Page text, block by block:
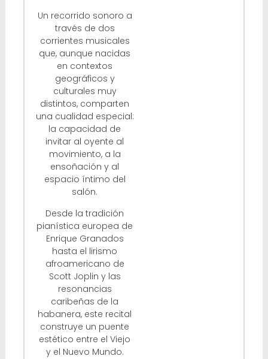
Un recorrido sonoro a
través de dos
corrientes musicales
que, aunque nacidas
en contextos
geográficos y
culturales muy
distintos, comparten
una cualidad especial:
la capacidad de
invitar al oyente al
movimiento, a la
ensoñación y al
espacio íntimo del
salón.
Desde la tradición
pianística europea de
Enrique Granados
hasta el lirismo
afroamericano de
Scott Joplin y las
resonancias
caribeñas de la
habanera, este recital
construye un puente
estético entre el Viejo
y el Nuevo Mundo.